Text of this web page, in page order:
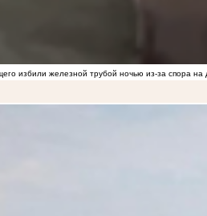
избили железной трубой ночью из-за спора на